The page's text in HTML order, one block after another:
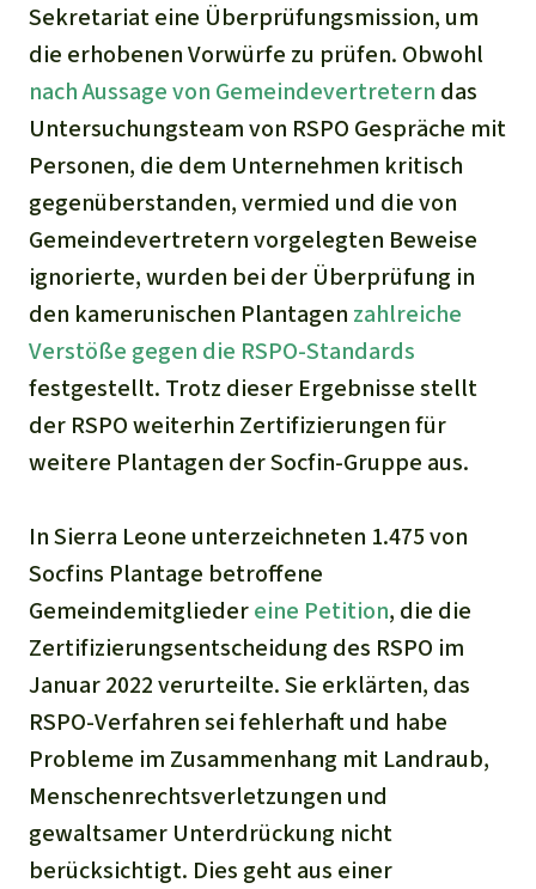
Sekretariat eine Überprüfungsmission, um
die erhobenen Vorwürfe zu prüfen. Obwohl
nach Aussage von Gemeindevertretern das
Untersuchungsteam von RSPO Gespräche mit
Personen, die dem Unternehmen kritisch
gegenüberstanden, vermied und die von
Gemeindevertretern vorgelegten Beweise
ignorierte, wurden bei der Überprüfung in
den kamerunischen Plantagen zahlreiche
Verstöße gegen die RSPO-Standards
festgestellt. Trotz dieser Ergebnisse stellt
der RSPO weiterhin Zertifizierungen für
weitere Plantagen der Socfin-Gruppe aus.
In Sierra Leone unterzeichneten 1.475 von
Socfins Plantage betroffene
Gemeindemitgliedereine Petition, die die
Zertifizierungsentscheidung des RSPO im
Januar 2022 verurteilte. Sie erklärten, das
RSPO-Verfahren sei fehlerhaft und habe
Probleme im Zusammenhang mit Landraub,
Menschenrechtsverletzungen und
gewaltsamer Unterdrückung nicht
berücksichtigt. Dies geht aus einer